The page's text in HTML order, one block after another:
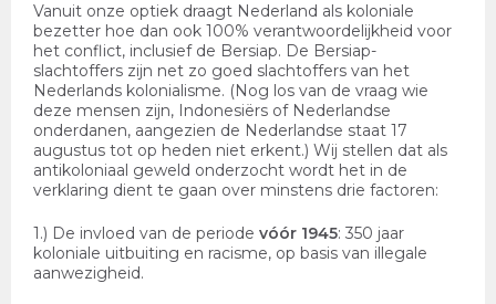
Vanuit onze optiek draagt Nederland als koloniale
bezetter hoe dan ook 100% verantwoordelijkheid voor
het conflict, inclusief de Bersiap. De Bersiap-
slachtoffers zijn net zo goed slachtoffers van het
Nederlands kolonialisme. (Nog los van de vraag wie
deze mensen zijn, Indonesiërs of Nederlandse
onderdanen, aangezien de Nederlandse staat 17
augustus tot op heden niet erkent.) Wij stellen dat als
antikoloniaal geweld onderzocht wordt het in de
verklaring dient te gaan over minstens drie factoren:
1.) De invloed van de periode vóór 1945: 350 jaar
koloniale uitbuiting en racisme, op basis van illegale
aanwezigheid.